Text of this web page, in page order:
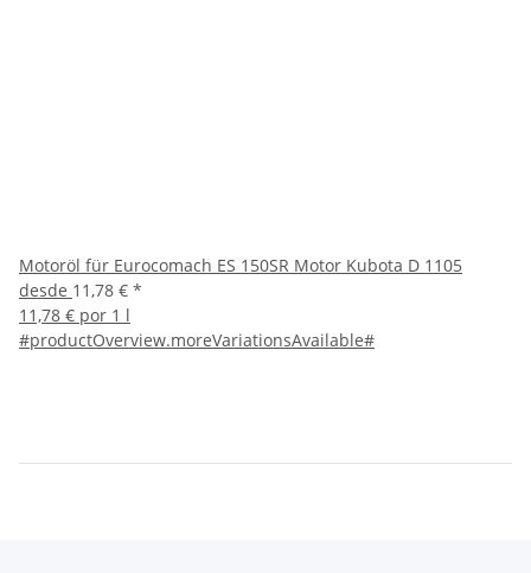
Motoröl für Eurocomach ES 150SR Motor Kubota D 1105
desde 11,78 € *
11,78 € por 1 l
#productOverview.moreVariationsAvailable#